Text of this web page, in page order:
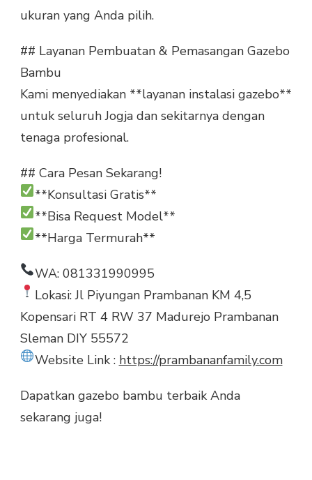
ukuran yang Anda pilih.
## Layanan Pembuatan & Pemasangan Gazebo
Bambu
Kami menyediakan **layanan instalasi gazebo**
untuk seluruh Jogja dan sekitarnya dengan
tenaga profesional.
## Cara Pesan Sekarang!
**Konsultasi Gratis**
**Bisa Request Model**
**Harga Termurah**
WA: 081331990995
Lokasi: Jl Piyungan Prambanan KM 4,5
Kopensari RT 4 RW 37 Madurejo Prambanan
Sleman DIY 55572
Website Link : https://prambananfamily.com
Dapatkan gazebo bambu terbaik Anda
sekarang juga!